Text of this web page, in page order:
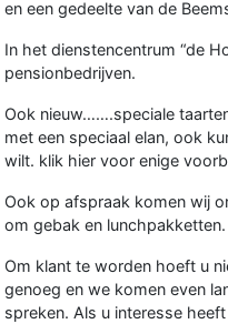
en een gedeelte van de
In het dienstencentrum “de
pensionbedrijven.
Ook nieuw…….speciale
met een speciaal elan, ook
wilt. klik hier voor enige
Ook op afspraak komen wij
om gebak en lunchpakketten.
Om klant te worden hoeft u
genoeg en we komen even
spreken. Als u interesse